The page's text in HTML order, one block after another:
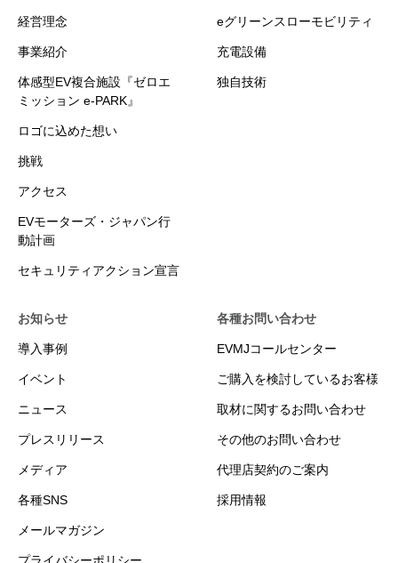
経営理念
事業紹介
体感型EV複合施設『ゼロエ
ミッション e-PARK』
ロゴに込めた想い
挑戦
アクセス
EVモーターズ・ジャパン行
動計画
セキュリティアクション宣言
eグリーンスローモビリティ
充電設備
独自技術
お知らせ
導入事例
イベント
ニュース
プレスリリース
メディア
各種SNS
メールマガジン
各種お問い合わせ
EVMJコールセンター
ご購入を検討しているお客様
取材に関するお問い合わせ
その他のお問い合わせ
代理店契約のご案内
採用情報